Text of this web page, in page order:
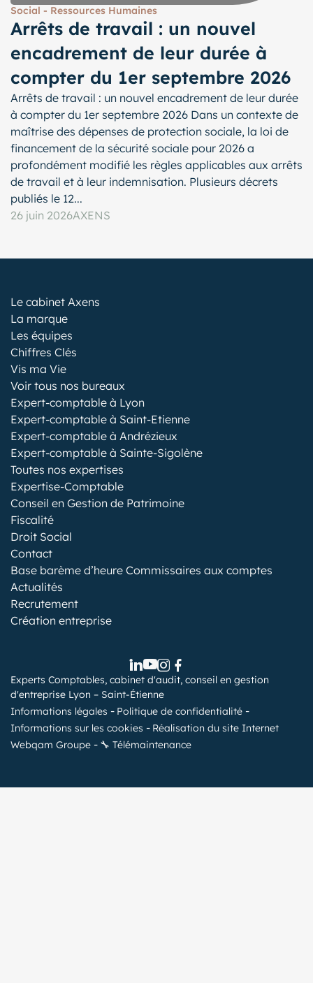
Social - Ressources Humaines
Arrêts de travail : un nouvel
encadrement de leur durée à
compter du 1er septembre 2026
Arrêts de travail : un nouvel encadrement de leur durée
à compter du 1er septembre 2026 Dans un contexte de
maîtrise des dépenses de protection sociale, la loi de
financement de la sécurité sociale pour 2026 a
profondément modifié les règles applicables aux arrêts
de travail et à leur indemnisation. Plusieurs décrets
publiés le 12...
26 juin 2026AXENS
Le cabinet Axens
La marque
Les équipes
Chiffres Clés
Vis ma Vie
Voir tous nos bureaux
Expert-comptable à Lyon
Expert-comptable à Saint-Etienne
Expert-comptable à Andrézieux
Expert-comptable à Sainte-Sigolène
Toutes nos expertises
Expertise-Comptable
Conseil en Gestion de Patrimoine
Fiscalité
Droit Social
Contact
Base barème d’heure Commissaires aux comptes
Actualités
Recrutement
Création entreprise
Experts Comptables, cabinet d'audit, conseil en gestion
d'entreprise Lyon – Saint-Étienne
Informations légales
Politique de confidentialité
Informations sur les cookies
Réalisation du site Internet
Webqam Groupe
🔧 Télémaintenance